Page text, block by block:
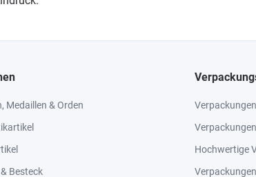
Medaillen & Orden
Besteck
Hochwertige